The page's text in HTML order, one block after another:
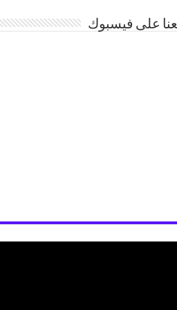
على فيسبوك